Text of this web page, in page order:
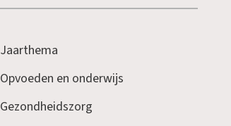
Jaarthema
Opvoeden en onderwijs
Gezondheidszorg